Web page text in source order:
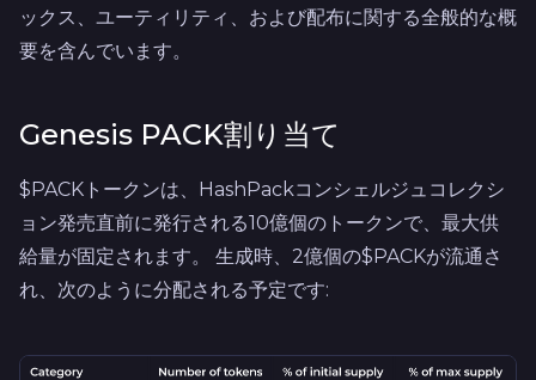
ックス、ユーティリティ、および配布に関する全般的な概
要を含んでいます。
Genesis PACK割り当て
$PACKトークンは、HashPackコンシェルジュコレクシ
ョン発売直前に発行される10億個のトークンで、最大供
給量が固定されます。 生成時、2億個の$PACKが流通さ
れ、次のように分配される予定です: